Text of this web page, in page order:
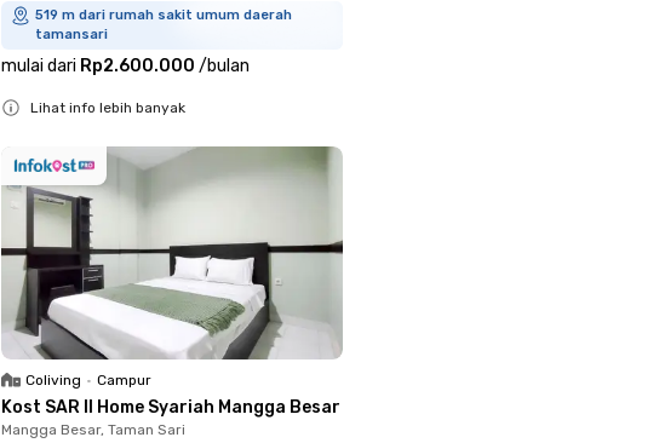
519 m dari rumah sakit umum daerah
tamansari
mulai dari Rp2.600.000 /bulan
Lihat info lebih banyak
Coliving • Campur
Kost SAR II Home Syariah Mangga Besar
Mangga Besar, Taman Sari